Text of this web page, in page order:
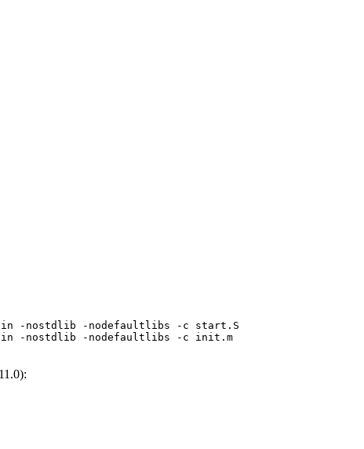
-nostdlib -nodefaultlibs -c start.S
-nostdlib -nodefaultlibs -c init.m